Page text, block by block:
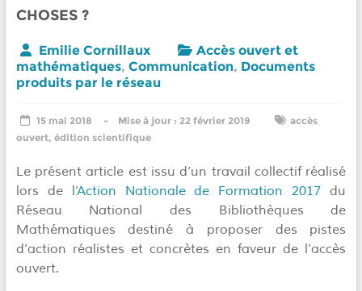
CHOSES ?
Emilie Cornillaux
Accès ouvert et
mathématiques, Communication, Documents
produits par le réseau
15 mai 2018 22 février 2019
accès
ouvert, édition scientifique
Le présent article est issu d’un travail collectif réalisé
lors de l’Action Nationale de Formation 2017 du
Réseau National des Bibliothèques de
Mathématiques destiné à proposer des pistes
d’action réalistes et concrètes en faveur de l’accès
ouvert.